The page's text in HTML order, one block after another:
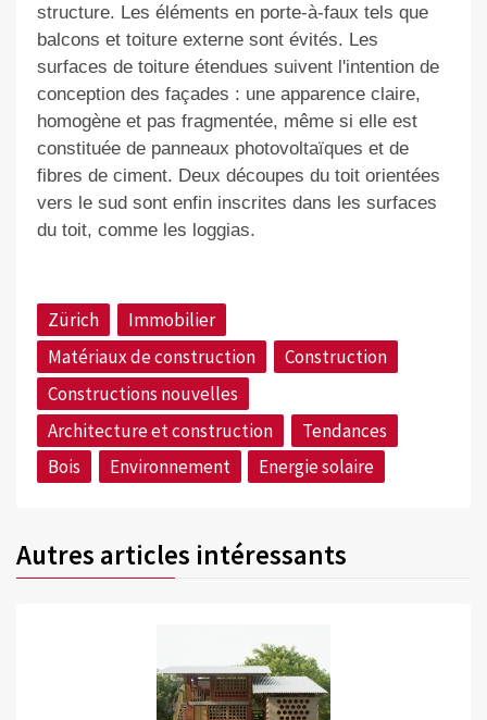
structure. Les éléments en porte-à-faux tels que
balcons et toiture externe sont évités. Les
surfaces de toiture étendues suivent l'intention de
conception des façades : une apparence claire,
homogène et pas fragmentée, même si elle est
constituée de panneaux photovoltaïques et de
fibres de ciment. Deux découpes du toit orientées
vers le sud sont enfin inscrites dans les surfaces
du toit, comme les loggias.
Zürich
Immobilier
Matériaux de construction
Construction
Constructions nouvelles
Architecture et construction
Tendances
Bois
Environnement Energie solaire
Autres articles intéressants